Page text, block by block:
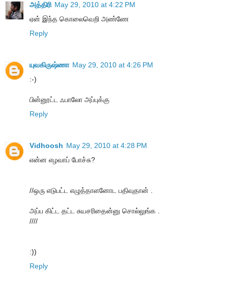
அத்திரி May 29, 2010 at 4:22 PM
ஏன் இந்த கொலைவெறி அண்ணே
Reply
யுவகிருஷ்ணா May 29, 2010 at 4:26 PM
:-)
பின்னூட்ட ஃபாலோ அப்புக்கு
Reply
Vidhoosh May 29, 2010 at 4:28 PM
என்ன எழவாப் போச்சு?
//ஒரு எடுபட்ட எழுத்தாளனோட பதிவுதான் .
அப்ப கிட்ட தட்ட சுயசரிதைன்னு சொல்லுங்க .
////
:))
Reply